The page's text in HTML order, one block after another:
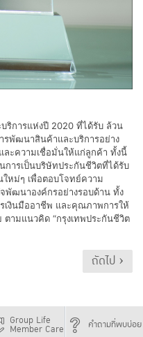
การแห่งปี 2020 ที่ได้รับ ล้วน
รพัฒนาสินค้าและบริการอย่าง
ละความเชื่อมั่นให้แก่ลูกค้า ทั้งนี้
การเป็นบริษัทประกันชีวิตที่ได้รับ
หม่ๆ เพื่อตอบโจทย์ความ
พัฒนาองค์กรอย่างรอบด้าน ทั้ง
งินมืออาชีพ และคุณภาพการให้
ามแนวคิด “กรุงเทพประกันชีวิต
ถัดไป ›
Group Life
Member Care คำถามที่พบบ่อย